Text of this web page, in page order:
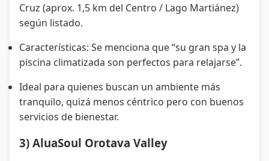
Cruz (aprox. 1,5 km del Centro / Lago Martiánez)
según listado.
Características: Se menciona que “su gran spa y la
piscina climatizada son perfectos para relajarse”.
Ideal para quienes buscan un ambiente más
tranquilo, quizá menos céntrico pero con buenos
servicios de bienestar.
3) AluaSoul Orotava Valley